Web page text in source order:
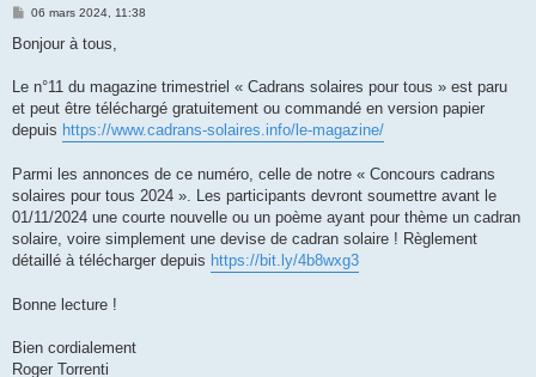
M
s
g
06 mars 2024, 11:38
Bonjour à tous,
Le n°11 du magazine trimestriel « Cadrans solaires pour tous » est paru
et peut être téléchargé gratuitement ou commandé en version papier
depuis https://www.cadrans-solaires.info/le-magazine/
Parmi les annonces de ce numéro, celle de notre « Concours cadrans
solaires pour tous 2024 ». Les participants devront soumettre avant le
01/11/2024 une courte nouvelle ou un poème ayant pour thème un cadran
solaire, voire simplement une devise de cadran solaire ! Règlement
détaillé à télécharger depuis https://bit.ly/4b8wxg3
Bonne lecture !
Bien cordialement
Roger Torrenti